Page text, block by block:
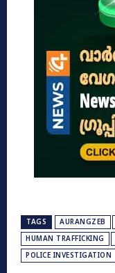
TAGS AURANGZEB
HUMAN TRAFFICKING
POLICE INVESTIGATION